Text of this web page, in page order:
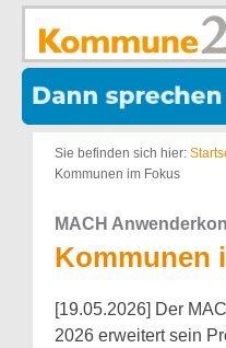
Zum
springen
Sie befinden sich hier:
Kommunen im Fokus
MACH
Kommunen
[19.05.2026] Der
2026 erweitert sein